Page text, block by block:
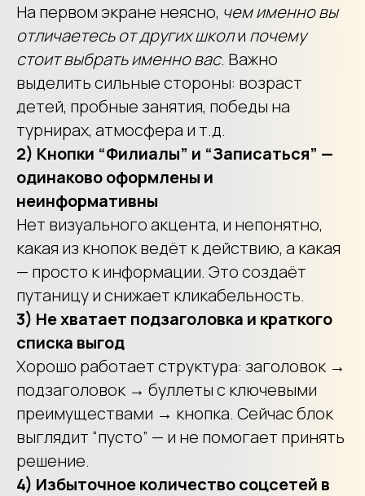
На первом экране неясно, чем именно вы
отличаетесь от других школи почему
стоит выбрать именно вас. Важно
выделить сильные стороны: возраст
детей, пробные занятия, победы на
турнирах, атмосфера и т.д.
2) Кнопки “Филиалы” и “Записаться” —
одинаково оформлены и
неинформативны
Нет визуального акцента, и непонятно,
какая из кнопок ведёт к действию, а какая
— просто к информации. Это создаёт
путаницу и снижает кликабельность.
3) Не хватает подзаголовка и краткого
списка выгод
Хорошо работает структура: заголовок →
подзаголовок → буллеты с ключевыми
преимуществами → кнопка. Сейчас блок
выглядит “пусто” — и не помогает принять
решение.
4) Избыточное количество соцсетей в